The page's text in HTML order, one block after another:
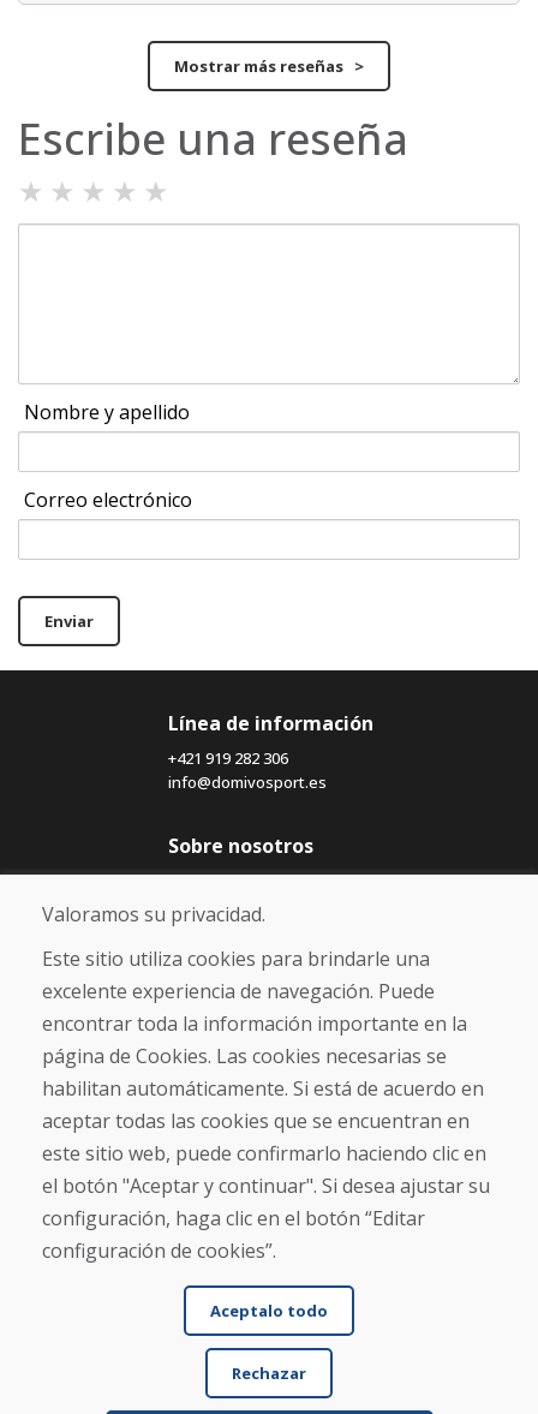
Mostrar más reseñas >
Escribe una reseña
★ ★ ★ ★ ★
Nombre y apellido
Correo electrónico
Enviar
Línea de información
+421 919 282 306
info@domivosport.es
Sobre nosotros
Blog
Sobre nosotros
Comercio
Contacto
Compra
Tienda electrónica
Envío y pago
NORMAS DE RECLAMACIÓN
Devolución y cambio de mercancías
Política de privacidad
Cookies
© DOMIVOSPORT 2026, reservados todos los derechos
Valoramos su privacidad.
Este sitio utiliza cookies para brindarle una
excelente experiencia de navegación. Puede
encontrar toda la información importante en la
página de Cookies. Las cookies necesarias se
habilitan automáticamente. Si está de acuerdo en
aceptar todas las cookies que se encuentran en
este sitio web, puede confirmarlo haciendo clic en
el botón "Aceptar y continuar". Si desea ajustar su
configuración, haga clic en el botón “Editar
configuración de cookies”.
Aceptalo todo
Rechazar